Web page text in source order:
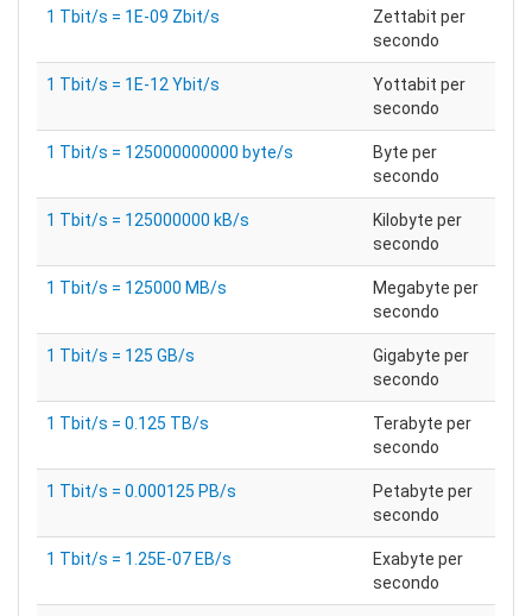
1 Tbit/s = 1E-09 Zbit/s
Zettabit per
secondo
1 Tbit/s = 1E-12 Ybit/s
Yottabit per
secondo
1 Tbit/s = 125000000000 byte/s
Byte per
secondo
1 Tbit/s = 125000000 kB/s
Kilobyte per
secondo
1 Tbit/s = 125000 MB/s
Megabyte per
secondo
1 Tbit/s = 125 GB/s
Gigabyte per
secondo
1 Tbit/s = 0.125 TB/s
Terabyte per
secondo
1 Tbit/s = 0.000125 PB/s
Petabyte per
secondo
1 Tbit/s = 1.25E-07 EB/s
Exabyte per
secondo